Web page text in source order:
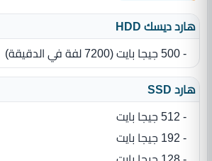
هارد ديسك HDD
- 500 جيجا بايت ‏(‏7200 لفة في الدقيقة‏)‏
هارد SSD
- 512 جيجا بايت
- 192 جيجا بايت